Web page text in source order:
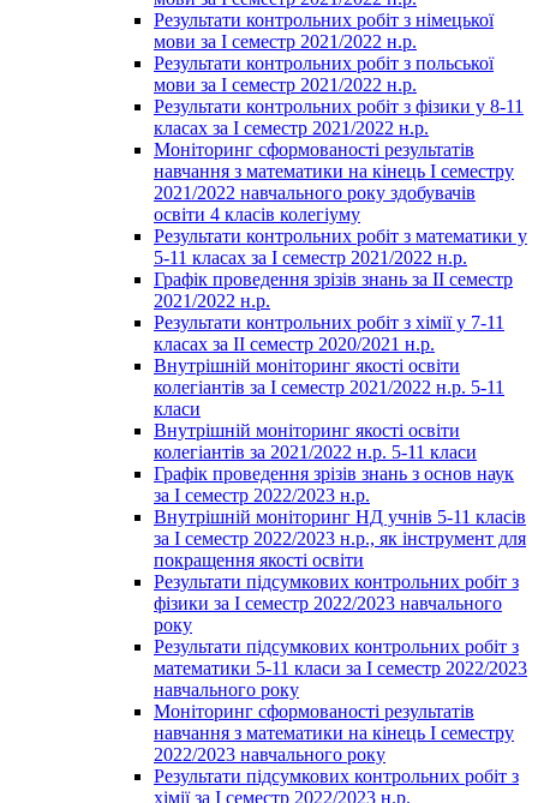
Результати контрольних робіт з німецької
мови за І семестр 2021/2022 н.р.
Результати контрольних робіт з польської
мови за І семестр 2021/2022 н.р.
Результати контрольних робіт з фізики у 8-11
класах за І семестр 2021/2022 н.р.
Моніторинг сформованості результатів
навчання з математики на кінець І семестру
2021/2022 навчального року здобувачів
освіти 4 класів колегіуму
Результати контрольних робіт з математики у
5-11 класах за І семестр 2021/2022 н.р.
Графік проведення зрізів знань за ІІ семестр
2021/2022 н.р.
Результати контрольних робіт з хімії у 7-11
класах за ІІ семестр 2020/2021 н.р.
Внутрішній моніторинг якості освіти
колегіантів за І семестр 2021/2022 н.р. 5-11
класи
Внутрішній моніторинг якості освіти
колегіантів за 2021/2022 н.р. 5-11 класи
Графік проведення зрізів знань з основ наук
за І семестр 2022/2023 н.р.
Внутрішній моніторинг НД учнів 5-11 класів
за І семестр 2022/2023 н.р., як інструмент для
покращення якості освіти
Результати підсумкових контрольних робіт з
фізики за І семестр 2022/2023 навчального
року
Результати підсумкових контрольних робіт з
математики 5-11 класи за І семестр 2022/2023
навчального року
Моніторинг сформованості результатів
навчання з математики на кінець І семестру
2022/2023 навчального року
Результати підсумкових контрольних робіт з
хімії за І семестр 2022/2023 н.р.